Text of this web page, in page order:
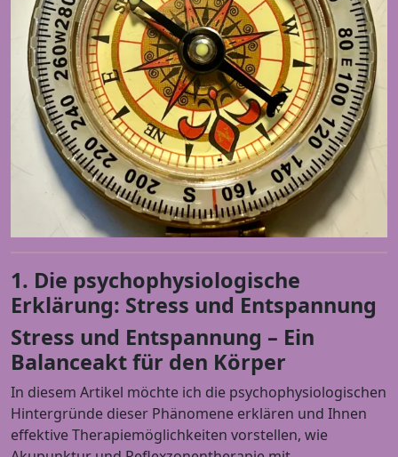
1. Die psychophysiologische
Erklärung: Stress und Entspannung
Stress und Entspannung – Ein
Balanceakt für den Körper
In diesem Artikel möchte ich die psychophysiologischen
Hintergründe dieser Phänomene erklären und Ihnen
effektive Therapiemöglichkeiten vorstellen, wie